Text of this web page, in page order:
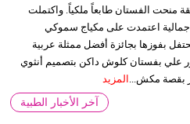
منحت الفستان طابعاً ملكياً. واكتملت
جمالية اعتمدت على مكياج سموكي
بفوزها بجائزة أفضل ممثلة عربية
علي بفستان كلوش داكن بتصميم أنثوي
بقصة مكش... المزيد
آخر الأخبار الطبية